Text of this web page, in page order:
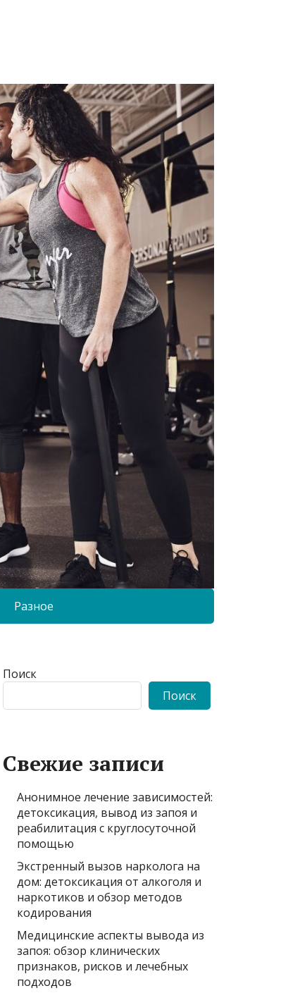
Разное
Поиск
Поиск
Свежие записи
Анонимное лечение зависимостей:
детоксикация, вывод из запоя и
реабилитация с круглосуточной
помощью
Экстренный вызов нарколога на
дом: детоксикация от алкоголя и
наркотиков и обзор методов
кодирования
Медицинские аспекты вывода из
запоя: обзор клинических
признаков, рисков и лечебных
подходов